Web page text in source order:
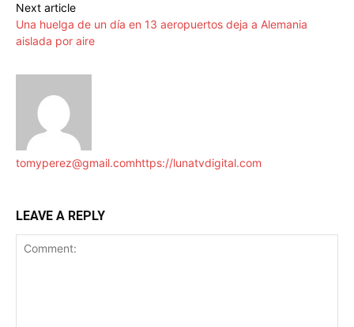
Next article
Una huelga de un día en 13 aeropuertos deja a Alemania
aislada por aire
tomyperez@gmail.comhttps://lunatvdigital.com
LEAVE A REPLY